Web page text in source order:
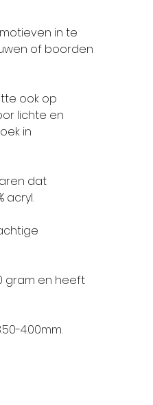
in te
of boorden
ook op
lichte en
in
dat
acryl.
gram en heeft
4.00mm.